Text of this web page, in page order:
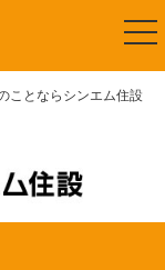
ことならシンエム住設